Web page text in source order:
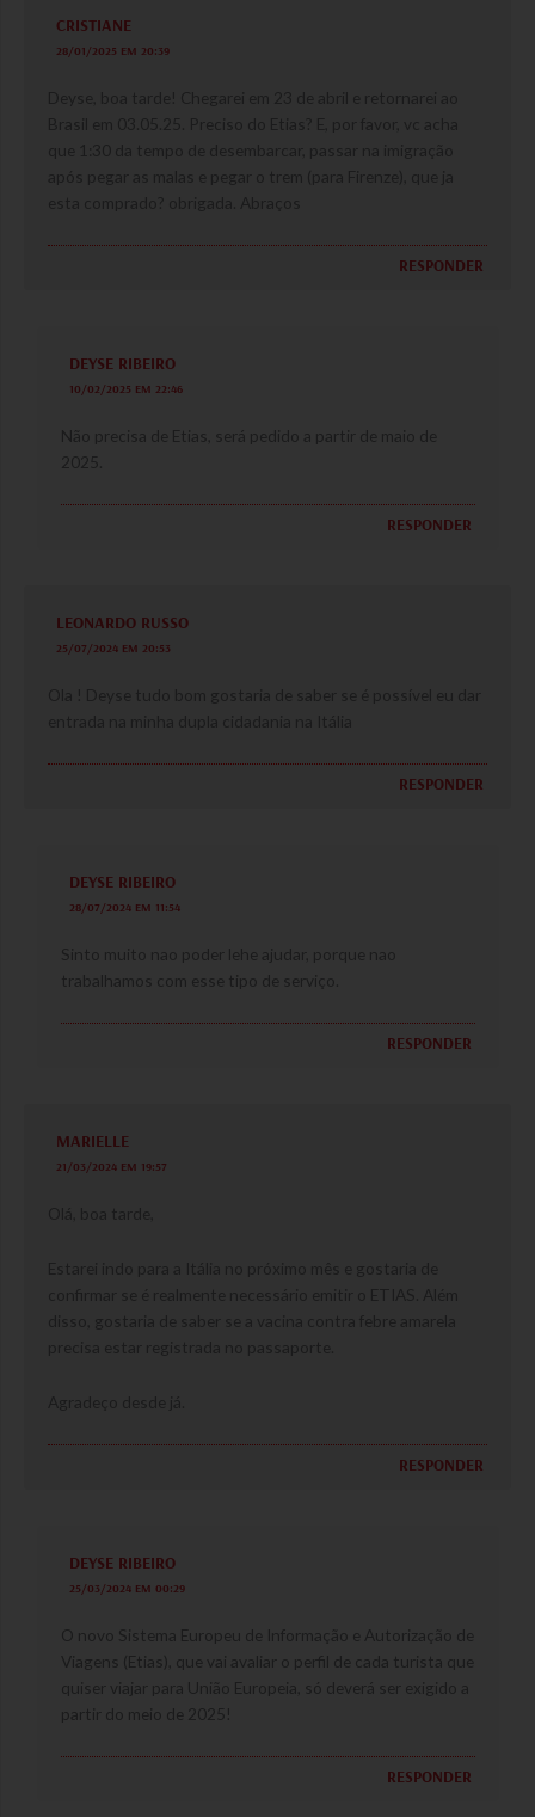
CRISTIANE
28/01/2025 EM 20:39
RESPONDER
DEYSE RIBEIRO
10/02/2025 EM 22:46
Não precisa de Etias, será pedido a partir de maio de
2025.
RESPONDER
LEONARDO RUSSO
25/07/2024 EM 20:53
RESPONDER
DEYSE RIBEIRO
28/07/2024 EM 11:54
Sinto muito nao poder lehe ajudar, porque nao
trabalhamos com esse tipo de serviço.
RESPONDER
MARIELLE
21/03/2024 EM 19:57
RESPONDER
DEYSE RIBEIRO
25/03/2024 EM 00:29
O novo Sistema Europeu de Informação e Autorização de
Viagens (Etias), que vai avaliar o perfil de cada turista que
quiser viajar para União Europeia, só deverá ser exigido a
partir do meio de 2025!
RESPONDER